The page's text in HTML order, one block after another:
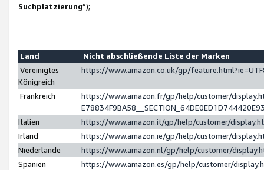
Suchplatzierung”);
Land
Nicht abschließende Liste der Marken
Vereinigtes
Königreich
https://www.amazon.co.uk/gp/
Frankreich
https://www.amazon.fr/gp/help/customer/
Italien
https://www.amazon.it/gp/help/customer/
Irland
https://www.amazon.ie/gp/help/customer/
Niederlande
https://www.amazon.nl/gp/help/customer/
Spanien
https://www.amazon.es/gp/help/customer/